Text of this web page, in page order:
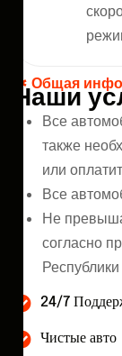
Общая
Наши ус
Все
также
или
Все
Не
согласно
24/7
Чистые авто